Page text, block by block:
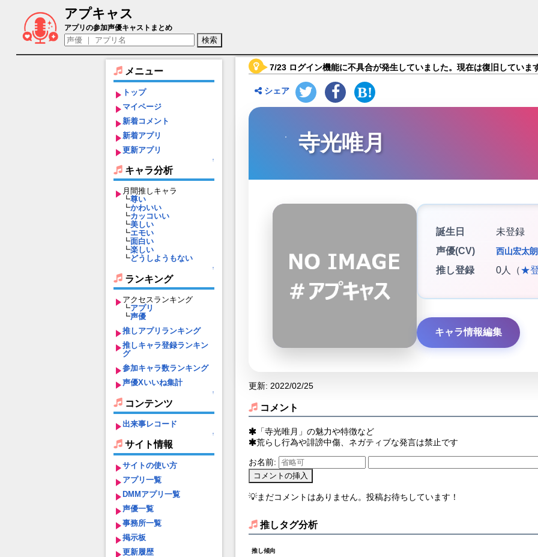
アプキャス
寺光唯月（声優：西山宏太朗)【B-PROJECT 流星＊ファンタジア】キャラ紹介
アプリの参加声優キャストまとめ
メニュー
トップ
マイページ
新着コメント
新着アプリ
更新アプリ
↑
キャラ分析
月間推しキャラ
┗尊い
┗かわいい
┗カッコいい
┗美しい
┗エモい
┗面白い
┗楽しい
┗どうしようもない
↑
ランキング
アクセスランキング
┗アプリ
┗声優
推しアプリランキング
推しキャラ登録ランキン
グ
参加キャラ数ランキング
声優Xいいね集計
↑
コンテンツ
出来事レコード
↑
サイト情報
サイトの使い方
アプリ一覧
DMMアプリ一覧
声優一覧
事務所一覧
掲示板
更新履歴
7/23 ログイン機能に不具合が発生していました。現在は復旧していま
シェア
寺光唯月
誕生日
未登録
声優(CV)
西山宏太朗
推し登録 0人（★
キャラ情報編集
更新: 2022/02/25
コメント
「寺光唯月」の魅力や特徴など
荒らし行為や誹謗中傷、ネガティブな発言は禁止です
お名前:
💡まだコメントはありません。投稿お待ちしています！
推しタグ分析
推し傾向